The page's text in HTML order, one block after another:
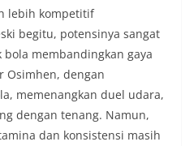
lebih kompetitif
begitu, potensinya sangat
membandingkan gaya
Osimhen, dengan
memenangkan duel udara,
dengan tenang. Namun,
dan konsistensi masih